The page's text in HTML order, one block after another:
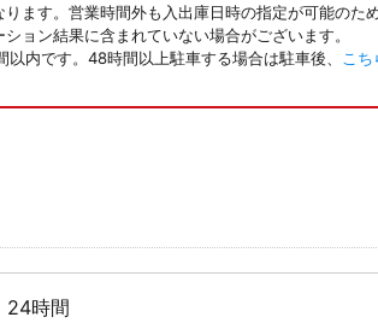
ます。営業時間外も入出庫日時の指定が可能の
ョン結果に含まれていない場合がございます。
内です。48時間以上駐車する場合は駐車後、
こち
24時間